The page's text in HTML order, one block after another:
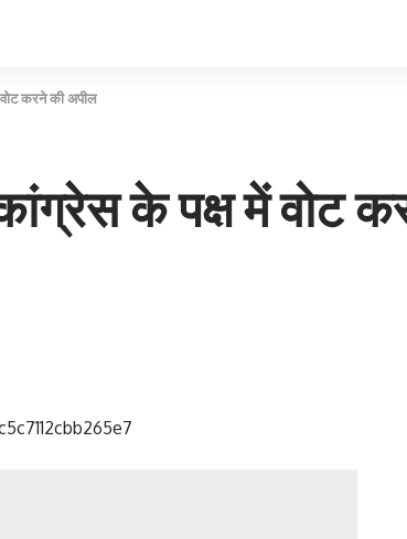
वोट करने की अपील
के पक्ष में वोट